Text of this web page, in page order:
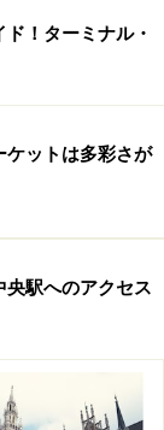
ジックな車
ドタイマーシ
ノスタルジッ
カーや普通車
プニングでは
はお見逃しな
！ターミナル・
ケットは多彩さが
央駅へのアクセス